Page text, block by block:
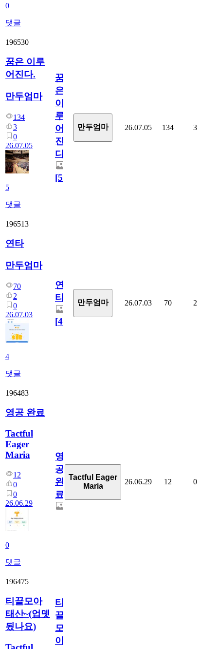
0
댓글
196530
꿈은 이루
어진다.
만두엄마
134
3
0
26.07.05
5
댓글
꿈
은
이
루
어
진
다.
[5]
만두엄마 26.07.05 134 3
196513
연타
만두엄마
70
2
0
26.07.03
4
댓글
연
타
[4]
만두엄마 26.07.03 70 2
196483
영공 완료
Tactful
Eager
Maria
12
0
0
26.06.29
0
댓글
영
공
완
료
Tactful Eager
Maria
26.06.29 12 0
196475
티끌모아
태산~(업뎃
됬나요)
티
끌
모
아